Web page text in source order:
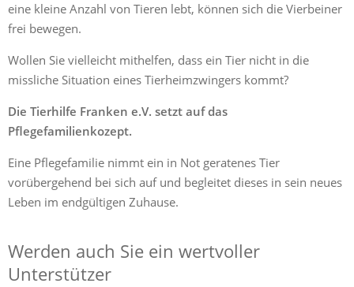
eine kleine Anzahl von Tieren lebt, können sich die Vierbeiner
frei bewegen.
Wollen Sie vielleicht mithelfen, dass ein Tier nicht in die
missliche Situation eines Tierheimzwingers kommt?
Die Tierhilfe Franken e.V. setzt auf das
Pflegefamilienkozept.
Eine Pflegefamilie nimmt ein in Not geratenes Tier
vorübergehend bei sich auf und begleitet dieses in sein neues
Leben im endgültigen Zuhause.
Werden auch Sie ein wertvoller
Unterstützer